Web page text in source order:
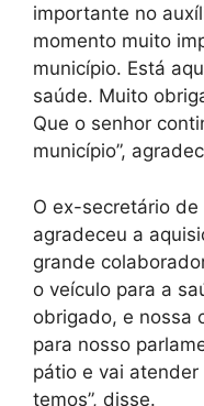
importante no
momento muito
município. Está
saúde. Muito
Que o senhor
município”,
O ex-secretário
agradeceu a
grande
o veículo para a
obrigado, e nossa
para nosso
pátio e vai
temos”, disse.